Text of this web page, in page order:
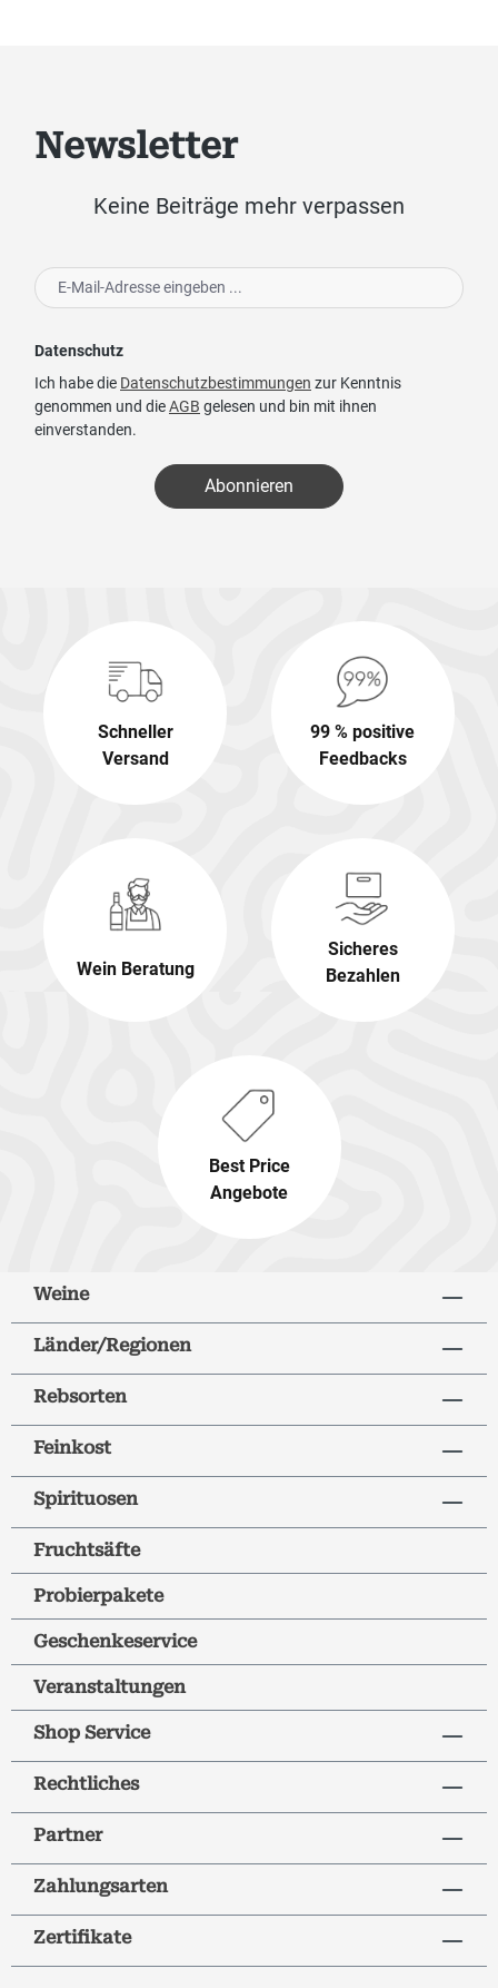
Newsletter
Keine Beiträge mehr verpassen
Datenschutz
Ich habe die Datenschutzbestimmungen zur Kenntnis
genommen und dieAGB gelesen und bin mit ihnen
einverstanden.
Abonnieren
Schneller
Versand
99 % positive
Feedbacks
Wein Beratung
Sicheres
Bezahlen
Best Price
Angebote
Weine
Länder/Regionen
Rebsorten
Feinkost
Spirituosen
Fruchtsäfte
Probierpakete
Geschenkeservice
Veranstaltungen
Shop Service
Rechtliches
Partner
Zahlungsarten
Zertifikate